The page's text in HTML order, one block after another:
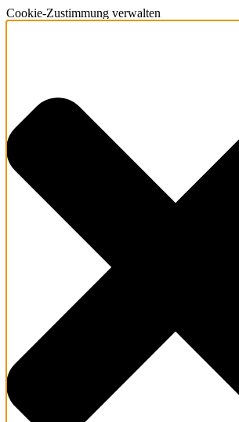
Cookie-Zustimmung verwalten